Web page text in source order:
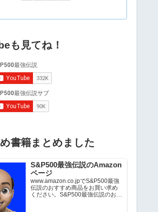
も見てね！
書籍まとめました
S&P500最強伝説のAmazon
ページ
www.amazon.co.jpでS&P500最強
伝説のおすすめ商品をお買い求め
ください。S&P500最強伝説のお気